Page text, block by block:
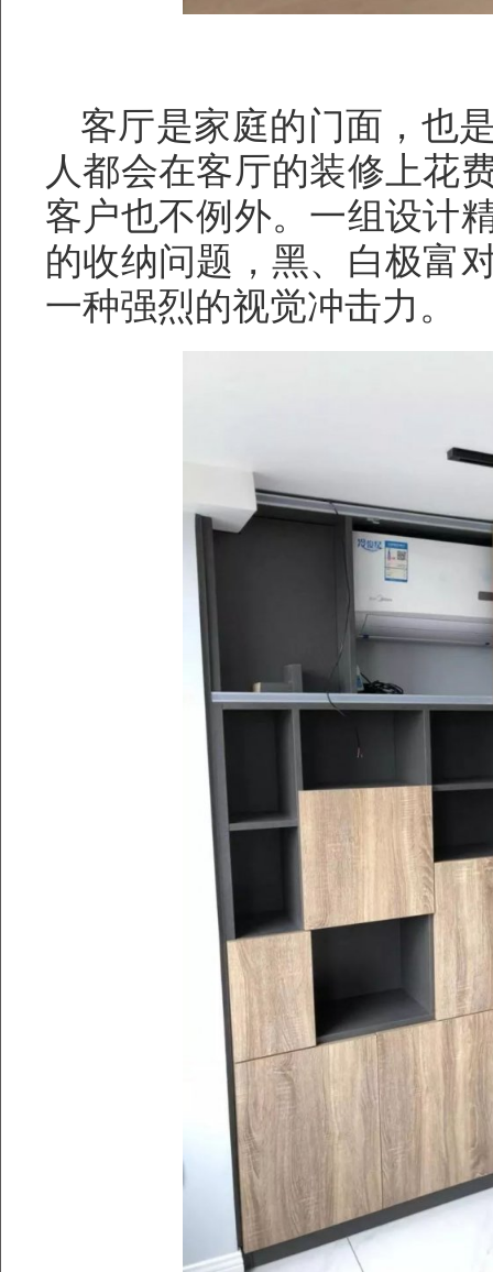
客厅是家庭的门面，也
人都会在客厅的装修上花
客户也不例外。一组设计
的收纳问题，黑、白极富
一种强烈的视觉冲击力。